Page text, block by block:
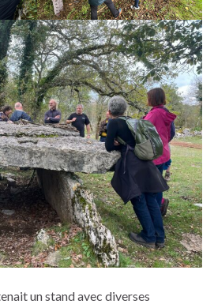
un stand avec diverses